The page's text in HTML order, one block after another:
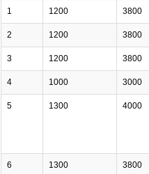
1 1200 3800
2 1200 3800
3 1200 3800
4 1000 3000
5 1300 4000
6 1300 3800